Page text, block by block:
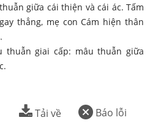
giữa cái thiện và cái ác. Tấm
thẳng, mẹ con Cám hiện thân
giai cấp: mâu thuẫn giữa
Báo lỗi
Tải về